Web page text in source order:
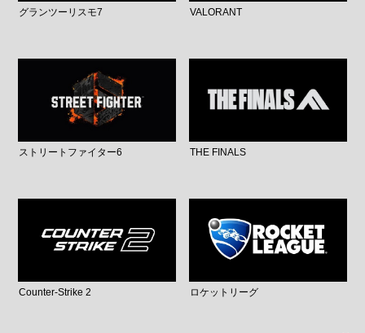
グランツーリスモ7 VALORANT
ストリートファイター6 THE FINALS
Counter-Strike 2 ロケットリーグ